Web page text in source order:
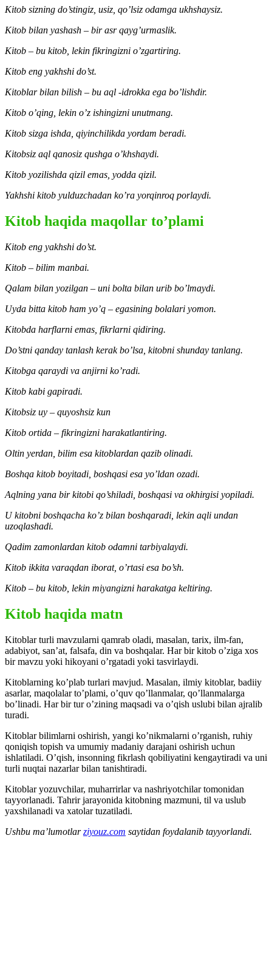
Kitob sizning do’stingiz, usiz, qo’lsiz odamga ukhshaysiz.
Kitob bilan yashash – bir asr qayg’urmaslik.
Kitob – bu kitob, lekin fikringizni o’zgartiring.
Kitob eng yakhshi do’st.
Kitoblar bilan bilish – bu aql -idrokka ega bo’lishdir.
Kitob o’qing, lekin o’z ishingizni unutmang.
Kitob sizga ishda, qiyinchilikda yordam beradi.
Kitobsiz aql qanosiz qushga o’khshaydi.
Kitob yozilishda qizil emas, yodda qizil.
Yakhshi kitob yulduzchadan ko’ra yorqinroq porlaydi.
Kitob haqida maqollar to’plami
Kitob eng yakhshi do’st.
Kitob – bilim manbai.
Qalam bilan yozilgan – uni bolta bilan urib bo’lmaydi.
Uyda bitta kitob ham yo’q – egasining bolalari yomon.
Kitobda harflarni emas, fikrlarni qidiring.
Do’stni qanday tanlash kerak bo’lsa, kitobni shunday tanlang.
Kitobga qaraydi va anjirni ko’radi.
Kitob kabi gapiradi.
Kitobsiz uy – quyoshsiz kun
Kitob ortida – fikringizni harakatlantiring.
Oltin yerdan, bilim esa kitoblardan qazib olinadi.
Boshqa kitob boyitadi, boshqasi esa yo’ldan ozadi.
Aqlning yana bir kitobi qo’shiladi, boshqasi va okhirgisi yopiladi.
U kitobni boshqacha ko’z bilan boshqaradi, lekin aqli undan
uzoqlashadi.
Qadim zamonlardan kitob odamni tarbiyalaydi.
Kitob ikkita varaqdan iborat, o’rtasi esa bo’sh.
Kitob – bu kitob, lekin miyangizni harakatga keltiring.
Kitob haqida matn
Kitoblar turli mavzularni qamrab oladi, masalan, tarix, ilm-fan,
adabiyot, san’at, falsafa, din va boshqalar. Har bir kitob o’ziga xos
bir mavzu yoki hikoyani o’rgatadi yoki tasvirlaydi.
Kitoblarning ko’plab turlari mavjud. Masalan, ilmiy kitoblar, badiiy
asarlar, maqolalar to’plami, o’quv qo’llanmalar, qo’llanmalarga
bo’linadi. Har bir tur o’zining maqsadi va o’qish uslubi bilan ajralib
turadi.
Kitoblar bilimlarni oshirish, yangi ko’nikmalarni o’rganish, ruhiy
qoniqish topish va umumiy madaniy darajani oshirish uchun
ishlatiladi. O’qish, insonning fikrlash qobiliyatini kengaytiradi va uni
turli nuqtai nazarlar bilan tanishtiradi.
Kitoblar yozuvchilar, muharrirlar va nashriyotchilar tomonidan
tayyorlanadi. Tahrir jarayonida kitobning mazmuni, til va uslub
yaxshilanadi va xatolar tuzatiladi.
Ushbu ma’lumotlarziyouz.com saytidan foydalanib tayyorlandi.